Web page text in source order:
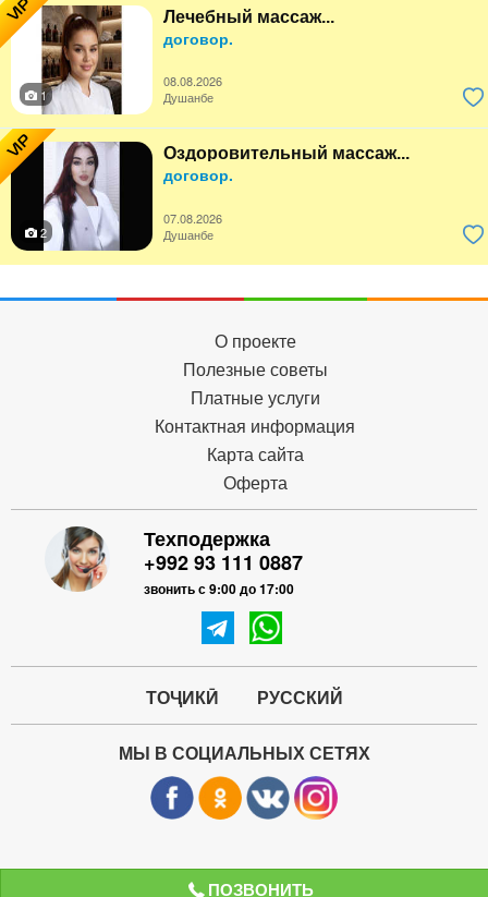
ПОЗВОНИТЬ
VIP Лечебный массаж...
договор.
08.08.2026
1
Душанбе
VIP Оздоровительный массаж...
договор.
07.08.2026
2
Душанбе
О проекте
Полезные советы
Платные услуги
Контактная информация
Карта сайта
Оферта
Техподержка
+992 93 111 0887
звонить с 9:00 до 17:00
ТОҶИКӢ РУССКИЙ
МЫ В СОЦИАЛЬНЫХ СЕТЯХ